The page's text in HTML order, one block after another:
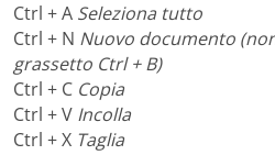
Ctrl + A Seleziona tutto
Ctrl + N Nuovo documento
grassetto Ctrl + B)
Ctrl + C Copia
Ctrl + V Incolla
Ctrl + X Taglia